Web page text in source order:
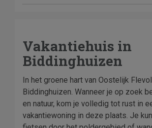
Vakantiehuis in
Biddinghuizen
In het groene hart van Oostelijk
Biddinghuizen. Wanneer je op zoek
en natuur, kom je volledig tot rust in
vakantiewoning in deze plaats. Je